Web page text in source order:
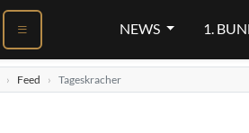
NEWS 1.
Feed Tageskracher